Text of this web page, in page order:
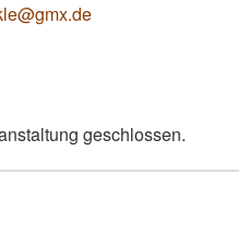
geschlossen.